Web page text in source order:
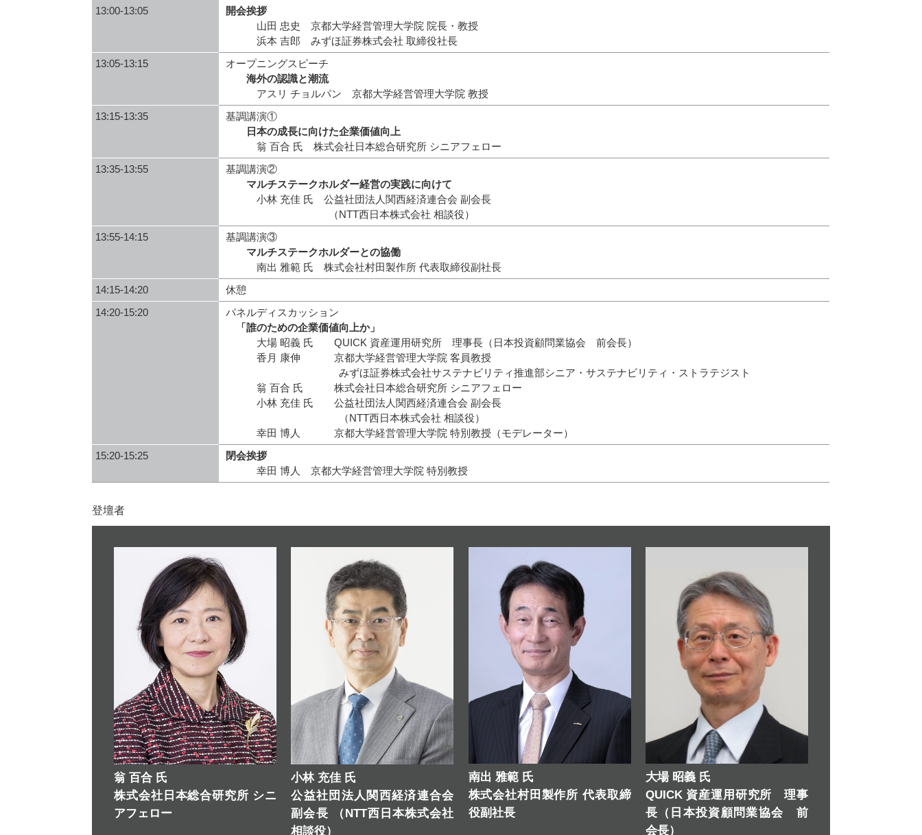
13:00-13:05
開会挨拶
山田 忠史 京都大学経営管理大学院 院長・教授
浜本 吉郎 みずほ証券株式会社 取締役社長
13:05-13:15
オープニングスピーチ
海外の認識と潮流
アスリ チョルパン 京都大学経営管理大学院 教授
13:15-13:35
基調講演①
日本の成長に向けた企業価値向上
翁 百合 氏 株式会社日本総合研究所 シニアフェロー
13:35-13:55
基調講演②
マルチステークホルダー経営の実践に向けて
小林 充佳 氏 公益社団法人関西経済連合会 副会長
（NTT西日本株式会社 相談役）
13:55-14:15
基調講演③
マルチステークホルダーとの協働
南出 雅範 氏 株式会社村田製作所 代表取締役副社長
14:15-14:20 休憩
14:20-15:20
パネルディスカッション
「誰のための企業価値向上か」
大場 昭義 氏 QUICK 資産運用研究所 理事長（日本投資顧問業協会 前会長）
香月 康伸 京都大学経営管理大学院 客員教授
みずほ証券株式会社サステナビリティ推進部シニア・サステナビリティ・ストラテジスト
翁 百合 氏 株式会社日本総合研究所 シニアフェロー
小林 充佳 氏 公益社団法人関西経済連合会 副会長
（NTT西日本株式会社 相談役）
幸田 博人 京都大学経営管理大学院 特別教授（モデレーター）
15:20-15:25
閉会挨拶
幸田 博人 京都大学経営管理大学院 特別教授
登壇者
翁 百合 氏
株式会社日本総合研究所 シニ
アフェロー
小林 充佳 氏
公益社団法人関西経済連合会
副会長 （NTT西日本株式会社
相談役）
南出 雅範 氏
株式会社村田製作所 代表取締
役副社長
大場 昭義 氏
QUICK 資産運用研究所 理事
長（日本投資顧問業協会 前
会長）